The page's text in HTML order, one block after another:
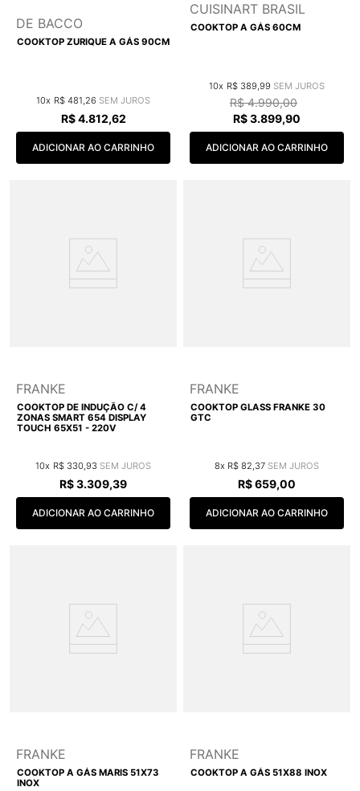
DE BACCO
COOKTOP ZURIQUE A GÁS 90CM
10 R$ 481,26
R$ 4.812,62
ADICIONAR AO CARRINHO
CUISINART BRASIL
COOKTOP A GÁS 60CM
10 R$ 389,99
R$ 4.990,00
R$3.899,90
ADICIONAR AO CARRINHO
FRANKE
COOKTOP DE INDUÇÃO C/ 4
ZONAS SMART 654 DISPLAY
TOUCH 65X51 - 220V
10 R$ 330,93
R$3.309,39
ADICIONAR AO CARRINHO
FRANKE
COOKTOP GLASS FRANKE 30
GTC
8 R$ 82,37
R$659,00
ADICIONAR AO CARRINHO
FRANKE
COOKTOP A GÁS MARIS 51X73
INOX
FRANKE
COOKTOP A GÁS 51X88 INOX